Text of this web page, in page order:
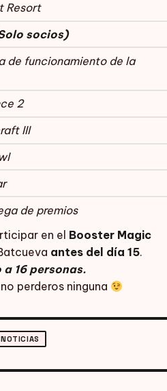
Resort
socios)
de funcionamiento de la
2
III
de premios
en el Booster Magic
antes del día 15.
16 personas.
perderos ninguna